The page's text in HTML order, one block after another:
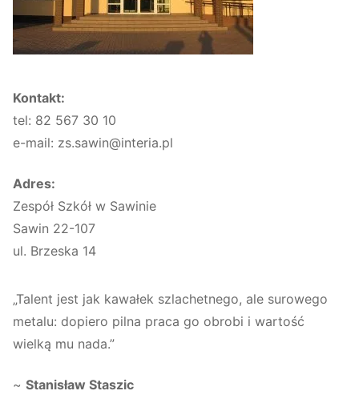
Kontakt:
tel: 82 567 30 10
e-mail: zs.sawin@interia.pl
Adres:
Zespół Szkół w Sawinie
Sawin 22-107
ul. Brzeska 14
„Talent jest jak kawałek szlachetnego, ale surowego
metalu: dopiero pilna praca go obrobi i wartość
wielką mu nada.”
~ Stanisław Staszic